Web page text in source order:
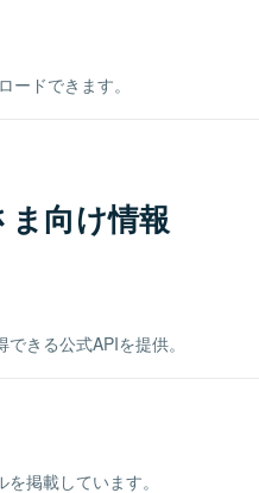
ドできます。
向け情報
きる公式APIを提供。
掲載しています。